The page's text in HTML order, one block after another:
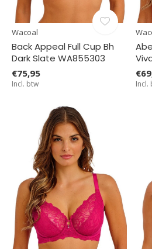
Wacoal
Back Appeal Full Cup Bh
Dark Slate WA855303
€75,95
Incl. btw Incl.